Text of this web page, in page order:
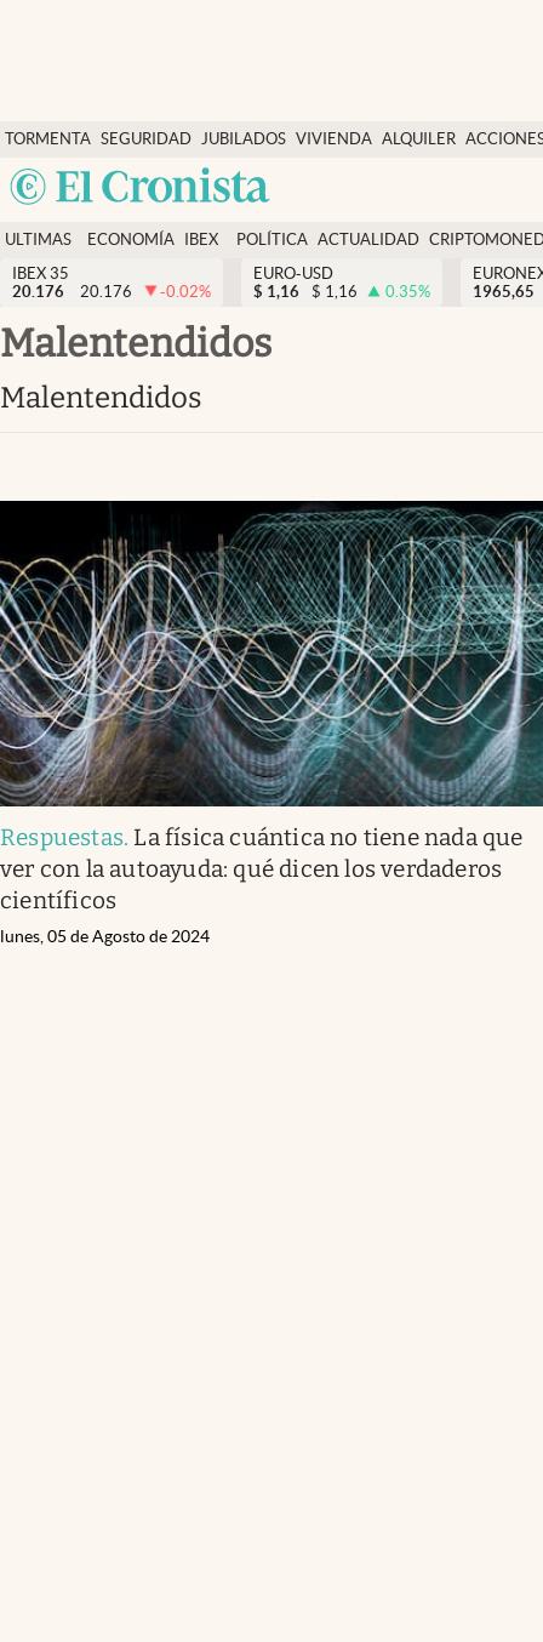
TORMENTA SEGURIDAD
SOCIAL
JUBILADOS VIVIENDA ALQUILER
USA
Economía y finanzas
Política
Actualidad
Criptomonedas
España
ULTIMAS
NOTICIAS
ECONOMÍA
FINANZAS
IBEX
EURO
POLÍTICA ACTUALIDAD
IBEX 35
20.176
20.176 -0.02%
EURO-USD
$ 1,16 $ 1,16 0.35%
1965,65
malentendidos
malentendidos
Respuestas. La física cuántica no tiene nada que
ver con la autoayuda: qué dicen los verdaderos
científicos
lunes, 05 de Agosto de 2024